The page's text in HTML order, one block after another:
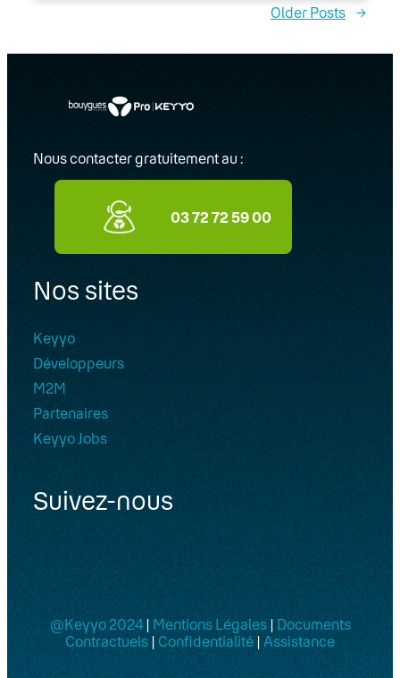
Older Posts →
Nous contacter gratuitement au :
03 72 72 59 00
Nos sites
Keyyo
Développeurs
M2M
Partenaires
Keyyo Jobs
Suivez-nous
@Keyyo 2024| Mentions Légales|Documents
Contractuels|Confidentialité|Assistance